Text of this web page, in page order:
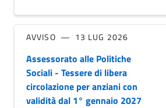
AVVISO 13 LUG 2026
Assessorato alle Politiche
Sociali - Tessere di libera
circolazione per anziani con
validità dal 1° gennaio 2027